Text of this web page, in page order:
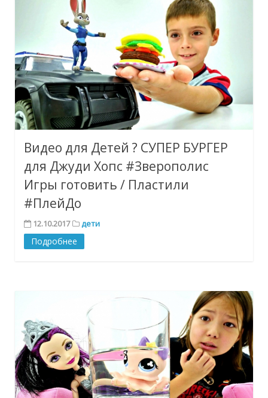
Видео для Детей ? СУПЕР БУРГЕР
для Джуди Хопс #Зверополис
Игры готовить / Пластили
#ПлейДо
12.10.2017 дети
Подробнее